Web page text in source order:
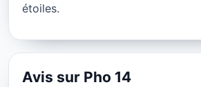
étoiles.
Avis sur Pho 14